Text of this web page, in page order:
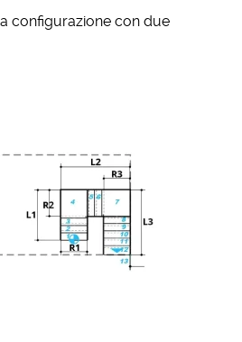
configurazione con due